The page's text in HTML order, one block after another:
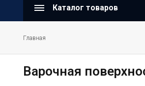
Каталог товаров
Главная
Варочная